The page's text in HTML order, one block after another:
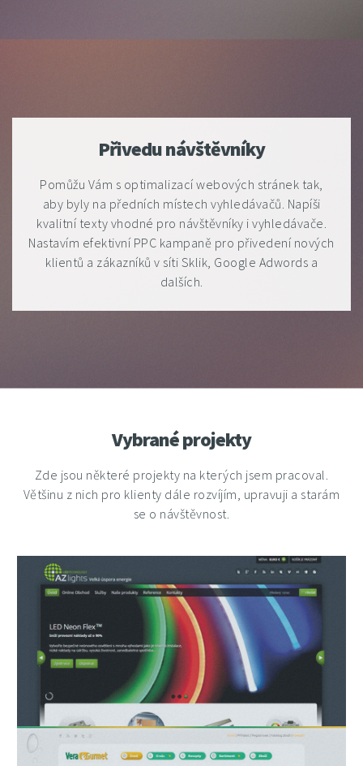
Přivedu návštěvníky
Pomůžu Vám s optimalizací webových stránek tak,
aby byly na předních místech vyhledávačů. Napíši
kvalitní texty vhodné pro návštěvníky i vyhledávače.
Nastavím efektivní PPC kampaně pro přivedení nových
klientů a zákazníků v síti Sklik, Google Adwords a
dalších.
Vybrané projekty
Zde jsou některé projekty na kterých jsem pracoval.
Většinu z nich pro klienty dále rozvíjím, upravuji a starám
se o návštěvnost.